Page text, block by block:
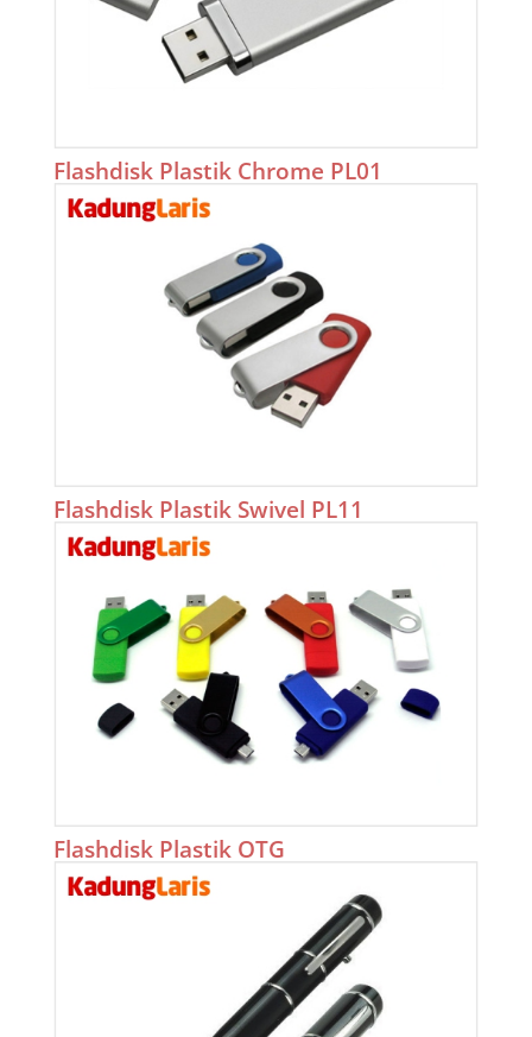
Flashdisk Plastik Chrome PL01
Flashdisk Plastik Swivel PL11
Flashdisk Plastik OTG